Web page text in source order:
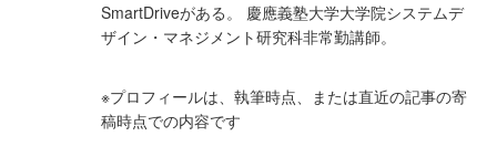
SmartDriveがある。 慶應義塾大学大学院システムデ
ザイン・マネジメント研究科非常勤講師。
※プロフィールは、執筆時点、または直近の記事の寄
稿時点での内容です